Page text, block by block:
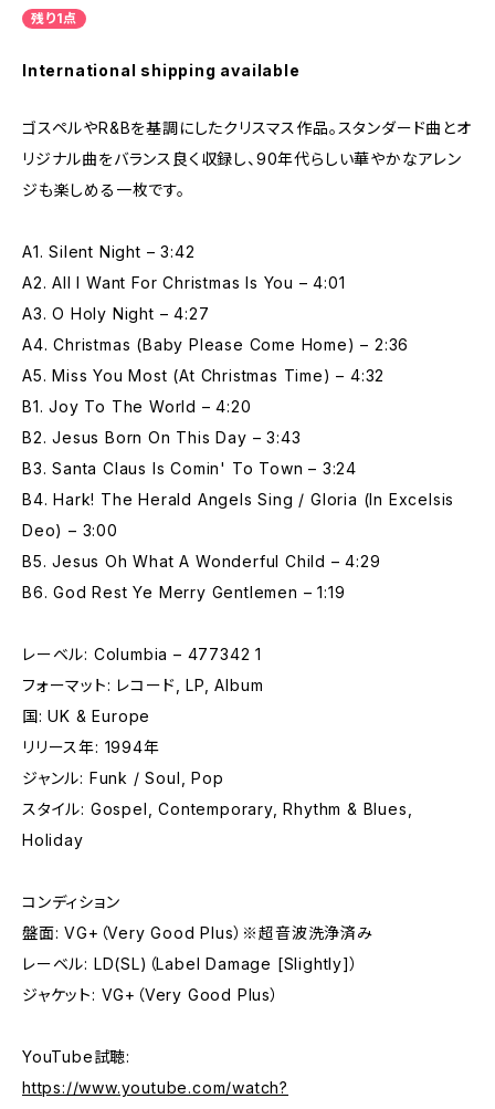
残り1点
International shipping available
ゴスペルやR&Bを基調にしたクリスマス作品。スタンダード曲とオ
リジナル曲をバランス良く収録し、90年代らしい華やかなアレン
ジも楽しめる一枚です。
A1. Silent Night – 3:42
A2. All I Want For Christmas Is You – 4:01
A3. O Holy Night – 4:27
A4. Christmas (Baby Please Come Home) – 2:36
A5. Miss You Most (At Christmas Time) – 4:32
B1. Joy To The World – 4:20
B2. Jesus Born On This Day – 3:43
B3. Santa Claus Is Comin' To Town – 3:24
B4. Hark! The Herald Angels Sing / Gloria (In Excelsis
Deo) – 3:00
B5. Jesus Oh What A Wonderful Child – 4:29
B6. God Rest Ye Merry Gentlemen – 1:19
レーベル: Columbia – 477342 1
フォーマット: レコード, LP, Album
国: UK & Europe
リリース年: 1994年
ジャンル: Funk / Soul, Pop
スタイル: Gospel, Contemporary, Rhythm & Blues,
Holiday
コンディション
盤面: VG+（Very Good Plus）※超音波洗浄済み
レーベル: LD(SL)（Label Damage [Slightly]）
ジャケット: VG+（Very Good Plus）
YouTube試聴:
https://www.youtube.com/watch?